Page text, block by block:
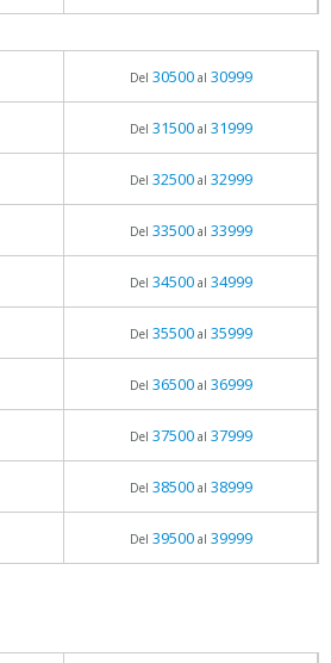
Del 30500al 30999
Del 31500al 31999
Del 32500al 32999
Del 33500al 33999
Del 34500al 34999
Del 35500al 35999
Del 36500al 36999
Del 37500al 37999
Del 38500al 38999
Del 39500al 39999